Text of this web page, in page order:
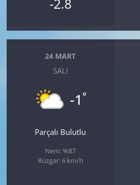
-2.8
24 MART
SALI
-1 °
Parçalı Bulutlu
Nem: %87
Rüzgar: 6 km/h